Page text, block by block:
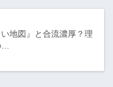
地図』と合流濃厚？理